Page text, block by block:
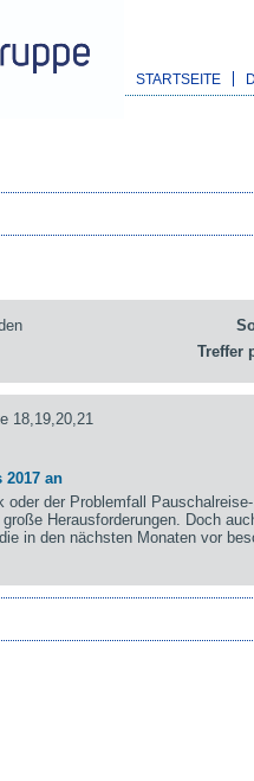
STARTSEITE
Treffer
18,19,20,21
an
oder der Problemfall
Herausforderungen. Doch
in den nächsten Monaten vor